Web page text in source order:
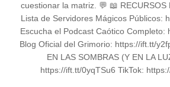
cuestionar la matriz. 💬 📖 RECURSOS
Lista de Servidores Mágicos Públicos:
Escucha el Podcast Caótico Completo:
Blog Oficial del Grimorio: https://ift.tt/
EN LAS SOMBRAS (Y EN LA
https://ift.tt/0yqTSu6 TikTok: